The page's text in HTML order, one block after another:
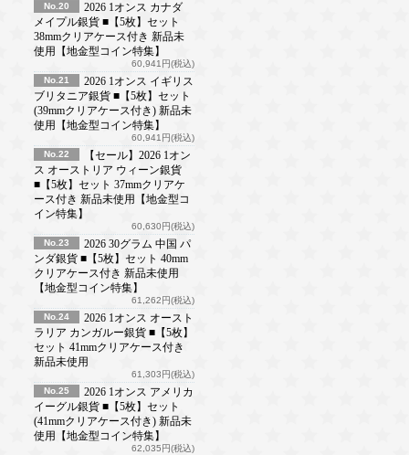
No.20
2026 1オンス カナダ
メイプル銀貨 ■【5枚】セット
38mmクリアケース付き 新品未
使用【地金型コイン特集】
60,941円(税込)
No.21
2026 1オンス イギリス
ブリタニア銀貨 ■【5枚】セット
(39mmクリアケース付き) 新品未
使用【地金型コイン特集】
60,941円(税込)
No.22
【セール】2026 1オン
ス オーストリア ウィーン銀貨
■【5枚】セット 37mmクリアケ
ース付き 新品未使用【地金型コ
イン特集】
60,630円(税込)
No.23
2026 30グラム 中国 パ
ンダ銀貨 ■【5枚】セット 40mm
クリアケース付き 新品未使用
【地金型コイン特集】
61,262円(税込)
No.24
2026 1オンス オースト
ラリア カンガルー銀貨 ■【5枚】
セット 41mmクリアケース付き
新品未使用
61,303円(税込)
No.25
2026 1オンス アメリカ
イーグル銀貨 ■【5枚】セット
(41mmクリアケース付き) 新品未
使用【地金型コイン特集】
62,035円(税込)